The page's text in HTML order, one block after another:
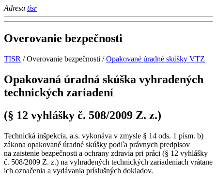
Adresa tisr
Overovanie bezpečnosti
TISR /Overovanie bezpečnosti / Opakované úradné skúšky VTZ
Opakovaná úradná skúška vyhradených
technických zariadení
(§ 12 vyhlášky č. 508/2009 Z. z.)
Technická inšpekcia, a.s. vykonáva v zmysle § 14 ods. 1 písm. b)
zákona opakované úradné skúšky podľa právnych predpisov
na zaistenie bezpečnosti a ochrany zdravia pri práci (§ 12 vyhlášky
č. 508/2009 Z. z.) na vyhradených technických zariadeniach vrátane
ich označenia a vydávania príslušných dokladov.